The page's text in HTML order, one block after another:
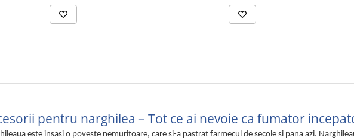
pentru narghilea – Tot ce ai nevoie ca fumator
este insasi o poveste nemuritoare, care si-a pastrat farmecul de secole si pana azi.